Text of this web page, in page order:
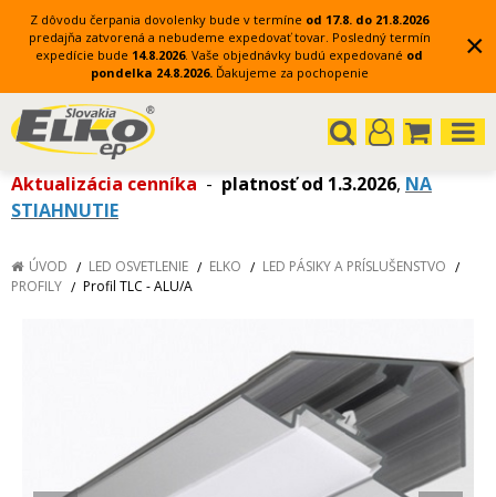
Z dôvodu čerpania dovolenky bude v termíne od 17.8. do 21.8.2026
predajňa zatvorená a nebudeme expedovať tovar. Posledný termín
expedície bude 14.8.2026. Vaše objednávky budú expedované od
pondelka 24.8.2026. Ďakujeme za pochopenie
×
Aktualizácia cenníka - platnosť od 1.3.2026, NA
STIAHNUTIE
ÚVOD LED OSVETLENIE ELKO
LED PÁSIKY A PRÍSLUŠENSTVO
PROFILY
Profil TLC - ALU/A